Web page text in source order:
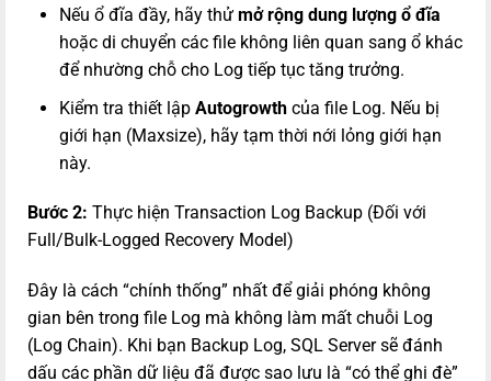
Nếu ổ đĩa đầy, hãy thử mở rộng dung lượng ổ đĩa
hoặc di chuyển các file không liên quan sang ổ khác
để nhường chỗ cho Log tiếp tục tăng trưởng.
Kiểm tra thiết lập Autogrowth của file Log. Nếu bị
giới hạn (Maxsize), hãy tạm thời nới lỏng giới hạn
này.
Bước 2: Thực hiện Transaction Log Backup (Đối với
Full/Bulk-Logged Recovery Model)
Đây là cách “chính thống” nhất để giải phóng không
gian bên trong file Log mà không làm mất chuỗi Log
(Log Chain). Khi bạn Backup Log, SQL Server sẽ đánh
dấu các phần dữ liệu đã được sao lưu là “có thể ghi đè”